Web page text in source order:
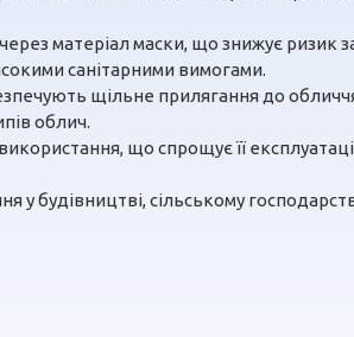
матеріал маски, що знижує ризик
санітарними вимогами.
щільне прилягання до
облич.
що спрощує її
будівництві, сільському